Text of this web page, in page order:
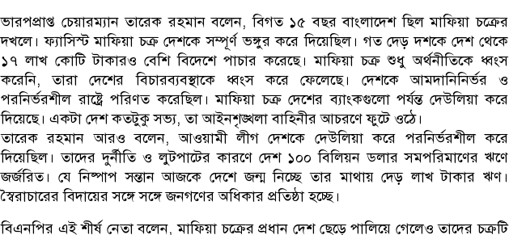
ভারপপ্রাপ্ত চেয়ারম্যান তারেক রহমান বলেন, বিগত ১৫ বছর বাংলাদেশ ছিল মাফিয়া চক্রের
দখলে। ফ্যাসিস্ট মাফিয়া চক্র দেশকে সম্পূর্ণ ভঙ্গুর করে দিয়েছিল। গত দেড় দশকে দেশ থেকে
১৭ লাখ কোটি টাকারও বেশি বিদেশে পাচার করেছে। মাফিয়া চক্র শুধু অর্থনীতিকে ধ্বংস
করেনি, তারা দেশের বিচারব্যবস্থাকে ধ্বংস করে ফেলেছে। দেশকে আমদানিনির্ভর ও
পরনির্ভরশীল রাষ্ট্রে পরিণত করেছিল। মাফিয়া চক্র দেশের ব্যাংকগুলো পর্যন্ত দেউলিয়া করে
দিয়েছে। একটা দেশ কতটুকু সভ্য, তা আইনশৃঙ্খলা বাহিনীর আচরণে ফুটে ওঠে।
তারেক রহমান আরও বলেন, আওয়ামী লীগ দেশকে দেউলিয়া করে পরনির্ভরশীল করে
দিয়েছিল। তাদের দুর্নীতি ও লুটপাটের কারণে দেশ ১০০ বিলিয়ন ডলার সমপরিমাণের ঋণে
জর্জরিত। যে নিষ্পাপ সন্তান আজকে দেশে জন্ম নিচ্ছে তার মাথায় দেড় লাখ টাকার ঋণ।
স্বৈরাচারের বিদায়ের সঙ্গে সঙ্গে জনগণের অধিকার প্রতিষ্ঠা হচ্ছে।
বিএনপির এই শীর্ষ নেতা বলেন, মাফিয়া চক্রের প্রধান দেশ ছেড়ে পালিয়ে গেলেও তাদের চক্রটি